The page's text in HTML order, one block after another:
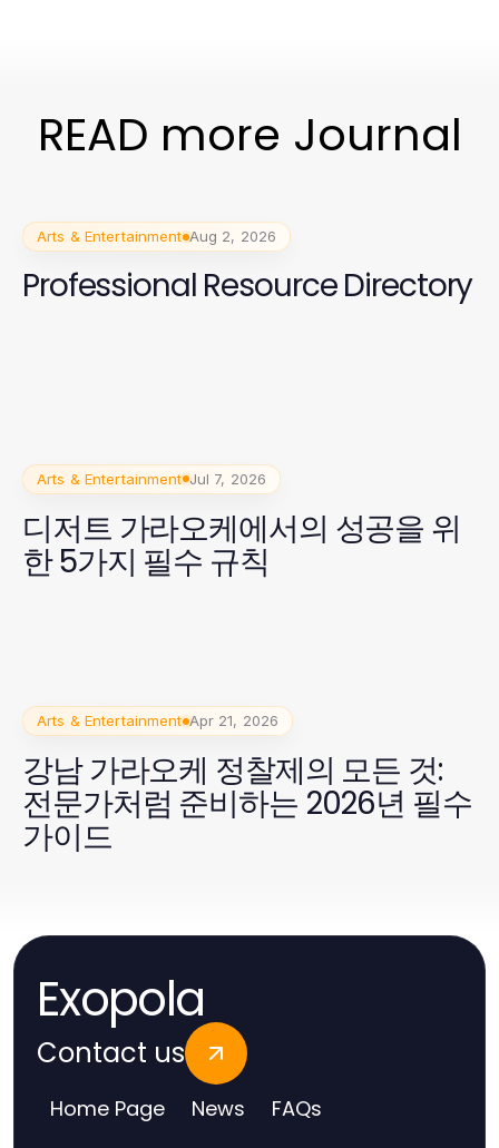
READ more Journal
Arts & Entertainment Aug 2, 2026
Professional Resource Directory
Arts & Entertainment Jul 7, 2026
디저트 가라오케에서의 성공을 위
한 5가지 필수 규칙
Arts & Entertainment Apr 21, 2026
강남 가라오케 정찰제의 모든 것:
전문가처럼 준비하는 2026년 필수
가이드
Exopola
Contact us
Home Page News FAQs